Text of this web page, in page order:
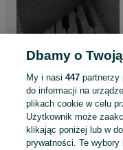
Dbamy o
My i nasi447 partnerzy
do informacji na
plikach cookie w celu
Użytkownik może
klikając poniżej lub w
prywatności. Te